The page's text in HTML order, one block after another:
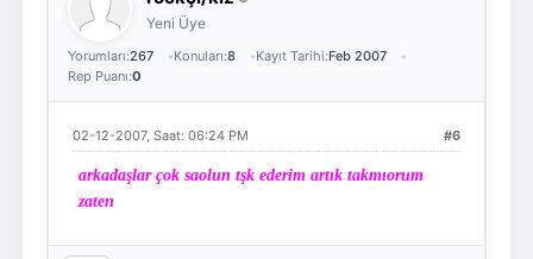
Yeni Üye
Yorumları:267 Konuları:8 Kayıt Tarihi:Feb 2007
Rep Puanı:0
#6
02-12-2007, Saat: 06:24 PM
arkadaşlar çok saolun tşk ederim artık takmıorum
zaten